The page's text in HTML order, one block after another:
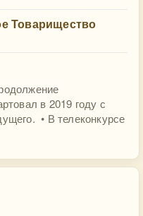
Товарищество
в 2019 году с
• В телеконкурсе